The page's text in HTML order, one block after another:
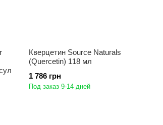
Кверцетин Source Naturals
(Quercetin) 118 мл
1 786 грн
Под заказ 9-14 дней